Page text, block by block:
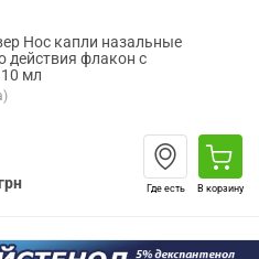
Нос капли назальные
действия флакон с
мл
Где есть В корзину